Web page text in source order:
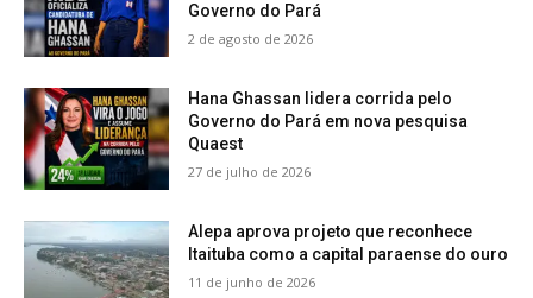
Governo do Pará
2 de agosto de 2026
Hana Ghassan lidera corrida pelo
Governo do Pará em nova pesquisa
Quaest
27 de julho de 2026
Alepa aprova projeto que reconhece
Itaituba como a capital paraense do ouro
11 de junho de 2026